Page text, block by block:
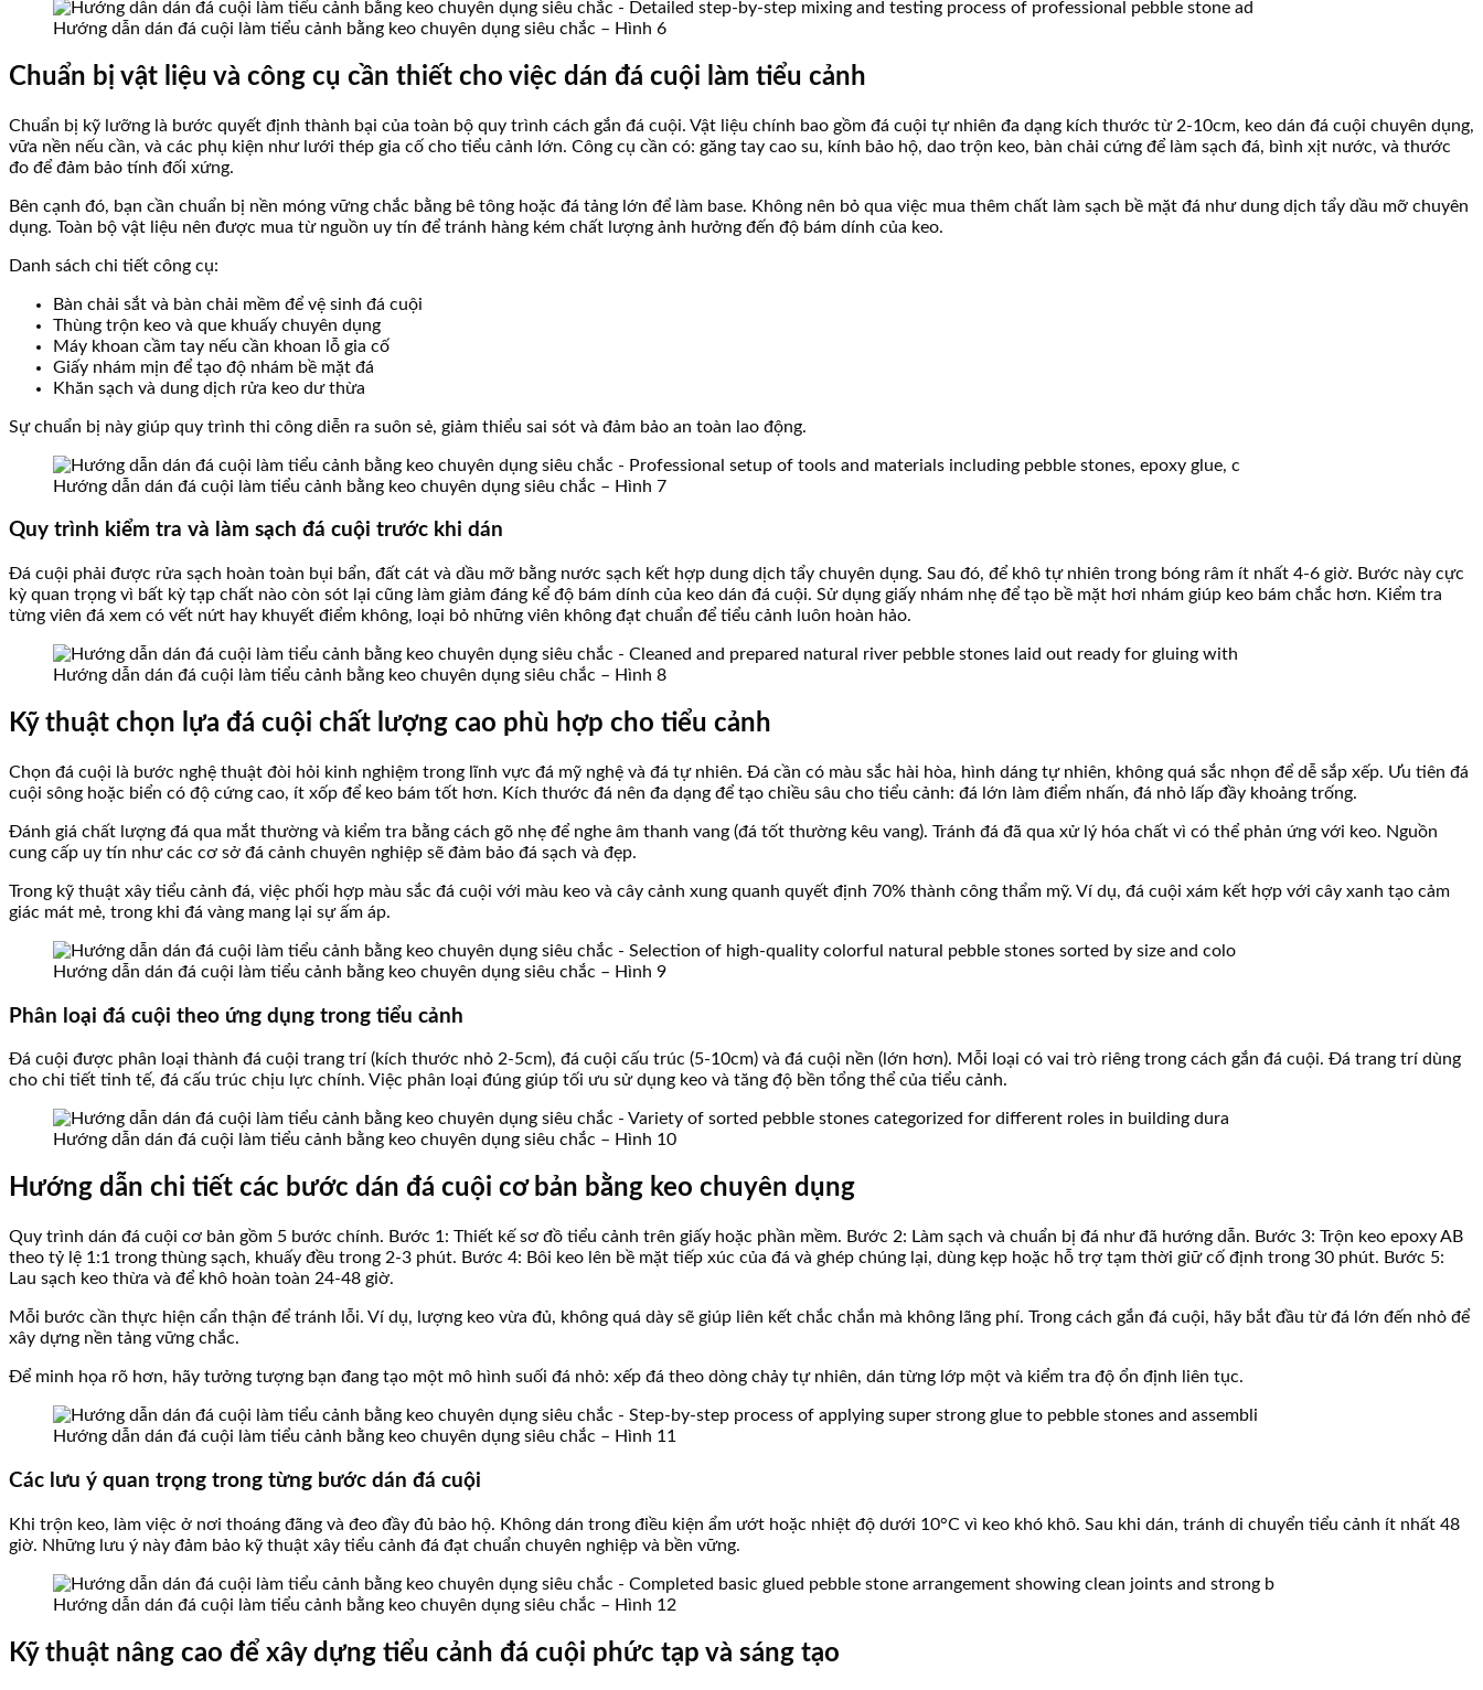
Hướng dẫn dán đá cuội làm tiểu cảnh bằng keo chuyên dụng siêu chắc – Hình 6
Chuẩn bị vật liệu và công cụ cần thiết cho việc dán đá cuội làm tiểu cảnh
Chuẩn bị kỹ lưỡng là bước quyết định thành bại của toàn bộ quy trình cách gắn đá cuội. Vật liệu chính bao gồm đá cuội tự nhiên đa dạng kích thước từ 2-10cm, keo dán đá cuội chuyên dụng,
vữa nền nếu cần, và các phụ kiện như lưới thép gia cố cho tiểu cảnh lớn. Công cụ cần có: găng tay cao su, kính bảo hộ, dao trộn keo, bàn chải cứng để làm sạch đá, bình xịt nước, và thước
đo để đảm bảo tính đối xứng.
Bên cạnh đó, bạn cần chuẩn bị nền móng vững chắc bằng bê tông hoặc đá tảng lớn để làm base. Không nên bỏ qua việc mua thêm chất làm sạch bề mặt đá như dung dịch tẩy dầu mỡ chuyên
dụng. Toàn bộ vật liệu nên được mua từ nguồn uy tín để tránh hàng kém chất lượng ảnh hưởng đến độ bám dính của keo.
Danh sách chi tiết công cụ:
Bàn chải sắt và bàn chải mềm để vệ sinh đá cuội
Thùng trộn keo và que khuấy chuyên dụng
Máy khoan cầm tay nếu cần khoan lỗ gia cố
Giấy nhám mịn để tạo độ nhám bề mặt đá
Khăn sạch và dung dịch rửa keo dư thừa
Sự chuẩn bị này giúp quy trình thi công diễn ra suôn sẻ, giảm thiểu sai sót và đảm bảo an toàn lao động.
Hướng dẫn dán đá cuội làm tiểu cảnh bằng keo chuyên dụng siêu chắc – Hình 7
Quy trình kiểm tra và làm sạch đá cuội trước khi dán
Đá cuội phải được rửa sạch hoàn toàn bụi bẩn, đất cát và dầu mỡ bằng nước sạch kết hợp dung dịch tẩy chuyên dụng. Sau đó, để khô tự nhiên trong bóng râm ít nhất 4-6 giờ. Bước này cực
kỳ quan trọng vì bất kỳ tạp chất nào còn sót lại cũng làm giảm đáng kể độ bám dính của keo dán đá cuội. Sử dụng giấy nhám nhẹ để tạo bề mặt hơi nhám giúp keo bám chắc hơn. Kiểm tra
từng viên đá xem có vết nứt hay khuyết điểm không, loại bỏ những viên không đạt chuẩn để tiểu cảnh luôn hoàn hảo.
Hướng dẫn dán đá cuội làm tiểu cảnh bằng keo chuyên dụng siêu chắc – Hình 8
Kỹ thuật chọn lựa đá cuội chất lượng cao phù hợp cho tiểu cảnh
Chọn đá cuội là bước nghệ thuật đòi hỏi kinh nghiệm trong lĩnh vực đá mỹ nghệ và đá tự nhiên. Đá cần có màu sắc hài hòa, hình dáng tự nhiên, không quá sắc nhọn để dễ sắp xếp. Ưu tiên đá
cuội sông hoặc biển có độ cứng cao, ít xốp để keo bám tốt hơn. Kích thước đá nên đa dạng để tạo chiều sâu cho tiểu cảnh: đá lớn làm điểm nhấn, đá nhỏ lấp đầy khoảng trống.
Đánh giá chất lượng đá qua mắt thường và kiểm tra bằng cách gõ nhẹ để nghe âm thanh vang (đá tốt thường kêu vang). Tránh đá đã qua xử lý hóa chất vì có thể phản ứng với keo. Nguồn
cung cấp uy tín như các cơ sở đá cảnh chuyên nghiệp sẽ đảm bảo đá sạch và đẹp.
Trong kỹ thuật xây tiểu cảnh đá, việc phối hợp màu sắc đá cuội với màu keo và cây cảnh xung quanh quyết định 70% thành công thẩm mỹ. Ví dụ, đá cuội xám kết hợp với cây xanh tạo cảm
giác mát mẻ, trong khi đá vàng mang lại sự ấm áp.
Hướng dẫn dán đá cuội làm tiểu cảnh bằng keo chuyên dụng siêu chắc – Hình 9
Phân loại đá cuội theo ứng dụng trong tiểu cảnh
Đá cuội được phân loại thành đá cuội trang trí (kích thước nhỏ 2-5cm), đá cuội cấu trúc (5-10cm) và đá cuội nền (lớn hơn). Mỗi loại có vai trò riêng trong cách gắn đá cuội. Đá trang trí dùng
cho chi tiết tinh tế, đá cấu trúc chịu lực chính. Việc phân loại đúng giúp tối ưu sử dụng keo và tăng độ bền tổng thể của tiểu cảnh.
Hướng dẫn dán đá cuội làm tiểu cảnh bằng keo chuyên dụng siêu chắc – Hình 10
Hướng dẫn chi tiết các bước dán đá cuội cơ bản bằng keo chuyên dụng
Quy trình dán đá cuội cơ bản gồm 5 bước chính. Bước 1: Thiết kế sơ đồ tiểu cảnh trên giấy hoặc phần mềm. Bước 2: Làm sạch và chuẩn bị đá như đã hướng dẫn. Bước 3: Trộn keo epoxy AB
theo tỷ lệ 1:1 trong thùng sạch, khuấy đều trong 2-3 phút. Bước 4: Bôi keo lên bề mặt tiếp xúc của đá và ghép chúng lại, dùng kẹp hoặc hỗ trợ tạm thời giữ cố định trong 30 phút. Bước 5:
Lau sạch keo thừa và để khô hoàn toàn 24-48 giờ.
Mỗi bước cần thực hiện cẩn thận để tránh lỗi. Ví dụ, lượng keo vừa đủ, không quá dày sẽ giúp liên kết chắc chắn mà không lãng phí. Trong cách gắn đá cuội, hãy bắt đầu từ đá lớn đến nhỏ để
xây dựng nền tảng vững chắc.
Để minh họa rõ hơn, hãy tưởng tượng bạn đang tạo một mô hình suối đá nhỏ: xếp đá theo dòng chảy tự nhiên, dán từng lớp một và kiểm tra độ ổn định liên tục.
Hướng dẫn dán đá cuội làm tiểu cảnh bằng keo chuyên dụng siêu chắc – Hình 11
Các lưu ý quan trọng trong từng bước dán đá cuội
Khi trộn keo, làm việc ở nơi thoáng đãng và đeo đầy đủ bảo hộ. Không dán trong điều kiện ẩm ướt hoặc nhiệt độ dưới 10°C vì keo khó khô. Sau khi dán, tránh di chuyển tiểu cảnh ít nhất 48
giờ. Những lưu ý này đảm bảo kỹ thuật xây tiểu cảnh đá đạt chuẩn chuyên nghiệp và bền vững.
Hướng dẫn dán đá cuội làm tiểu cảnh bằng keo chuyên dụng siêu chắc – Hình 12
Kỹ thuật nâng cao để xây dựng tiểu cảnh đá cuội phức tạp và sáng tạo